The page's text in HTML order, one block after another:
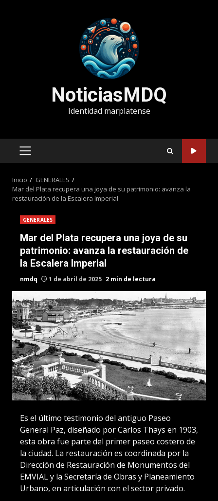
NoticiasMDQ
Identidad marplatense
MENÚ
Inicio
GENERALES
Mar del Plata recupera una joya de su patrimonio: avanza la
restauración de la Escalera Imperial
GENERALES
Mar del Plata recupera una joya de su
patrimonio: avanza la restauración de
la Escalera Imperial
nmdq 1 de abril de 2025 2 min de lectura
Es el último testimonio del antiguo Paseo
General Paz, diseñado por Carlos Thays en 1903,
esta obra fue parte del primer paseo costero de
la ciudad. La restauración es coordinada por la
Dirección de Restauración de Monumentos del
EMVIAL y la Secretaría de Obras y Planeamiento
Urbano, en articulación con el sector privado.